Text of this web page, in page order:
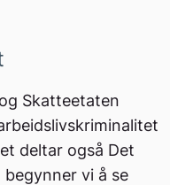
Skatteetaten
deltar også Det
begynner vi å se